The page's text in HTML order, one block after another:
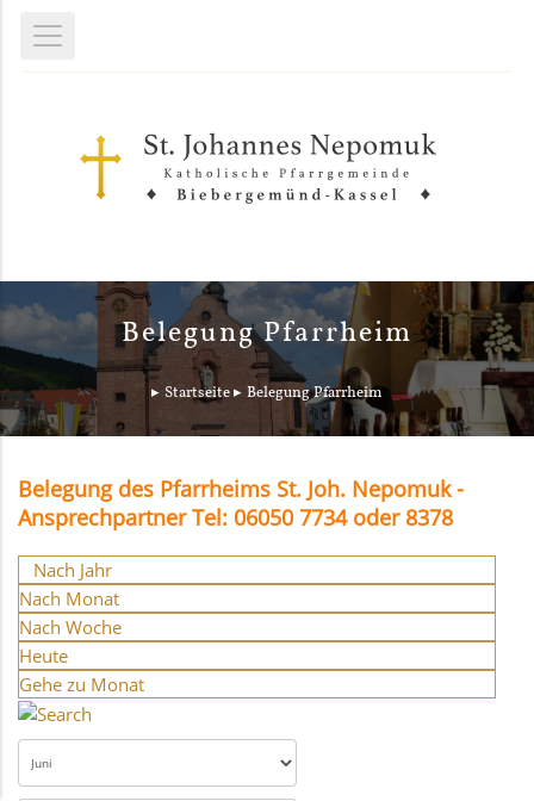
Belegung Pfarrheim
Startseite Belegung Pfarrheim
Belegung des Pfarrheims St. Joh. Nepomuk -
Ansprechpartner Tel: 06050 7734 oder 8378
Nach Jahr
Nach Monat
Nach Woche
Heute
Gehe zu Monat